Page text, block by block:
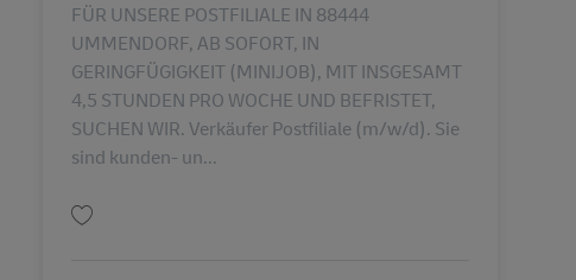
FÜR UNSERE POSTFILIALE IN 88444
UMMENDORF, AB SOFORT, IN
GERINGFÜGIGKEIT (MINIJOB), MIT INSGESAMT
4,5 STUNDEN PRO WOCHE UND BEFRISTET,
SUCHEN WIR. Verkäufer Postfiliale (m/w/d). Sie
sind kunden- un...